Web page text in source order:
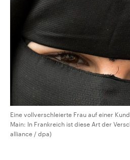
Eine vollverschleierte Frau auf einer
Main: In Frankreich ist diese Art der
alliance / dpa)